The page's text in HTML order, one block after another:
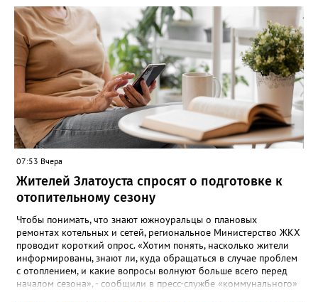
(четверг) и 11 (вторник) августа в 18:00 на той же площади, -
сообщают организаторы. И добавляют: - Репетиции состоятся в
любую погоду! Если не на открытом воздухе, то в большом
зале на 5-ом этаже». Праздники для детей и взрослых в этом
году будут объединены общим названием «Златоустовский
народ, вставай в единый хоровод!».
07:53 Вчера
Жителей Златоуста спросят о подготовке к
отопительному сезону
Чтобы понимать, что знают южноуральцы о плановых
ремонтах котельных и сетей, региональное Министерство ЖКХ
проводит короткий опрос. «Хотим понять, насколько жители
информированы, знают ли, куда обращаться в случае проблем
с отоплением, и какие вопросы волнуют больше всего перед
началом сезона», - сообщили в пресс-службе «коммунального»